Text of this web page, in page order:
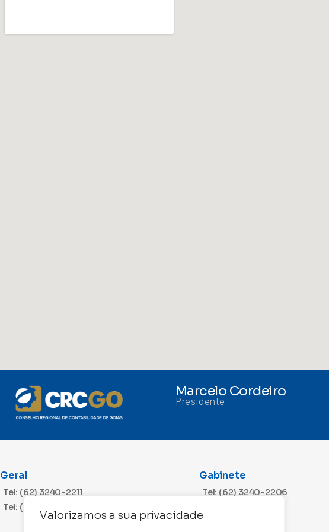
Valorizamos a sua privacidade
Marcelo Cordeiro
Presidente
Geral
Tel: (62) 3240-2211
Tel: (62) 3240-2212
Gabinete
Tel: (62) 3240-2206